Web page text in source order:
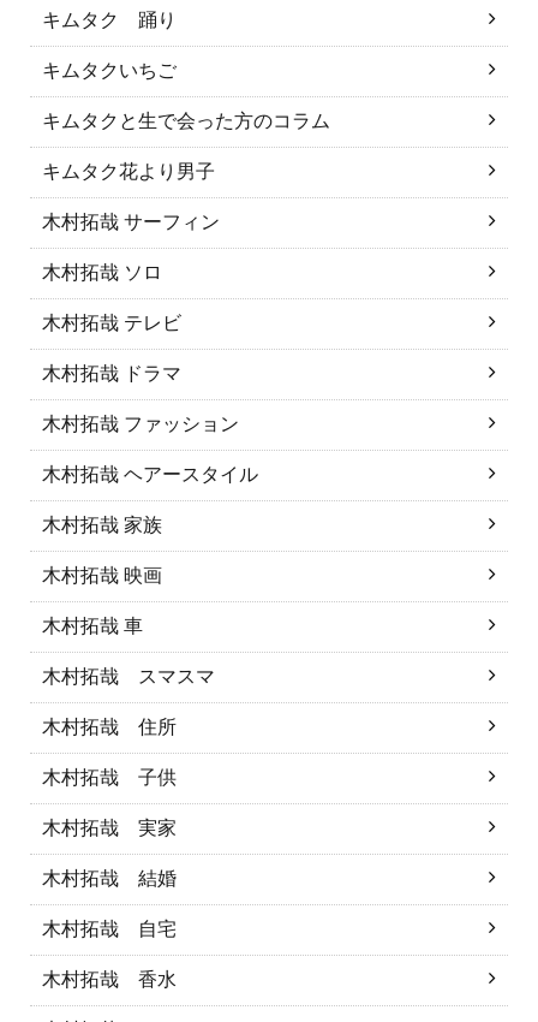
キムタク 踊り
キムタクいちご
キムタクと生で会った方のコラム
キムタク花より男子
木村拓哉 サーフィン
木村拓哉 ソロ
木村拓哉 テレビ
木村拓哉 ドラマ
木村拓哉 ファッション
木村拓哉 ヘアースタイル
木村拓哉 家族
木村拓哉 映画
木村拓哉 車
木村拓哉 スマスマ
木村拓哉 住所
木村拓哉 子供
木村拓哉 実家
木村拓哉 結婚
木村拓哉 自宅
木村拓哉 香水